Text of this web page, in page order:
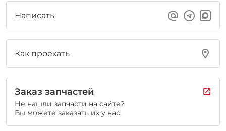
Написать
Как проехать
Заказ запчастей
Не нашли запчасти на сайте?
Вы можете заказать их у нас.